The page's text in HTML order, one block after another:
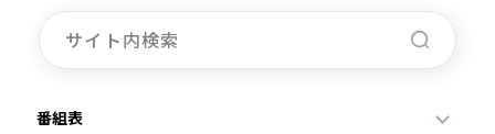
番組表